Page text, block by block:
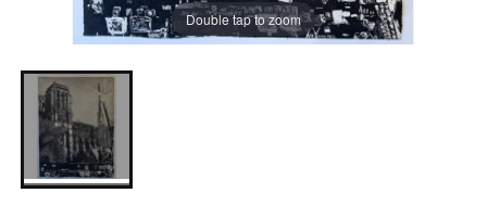
Double tap to zoom